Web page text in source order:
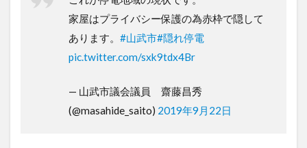
家屋はプライバシー保護の為赤枠で隠して
あります。 #山武市#隠れ停電
pic.twitter.com/sxk9tdx4Br
— 山武市議会議員 齋藤昌秀
(@masahide_saito) 2019年9月22日